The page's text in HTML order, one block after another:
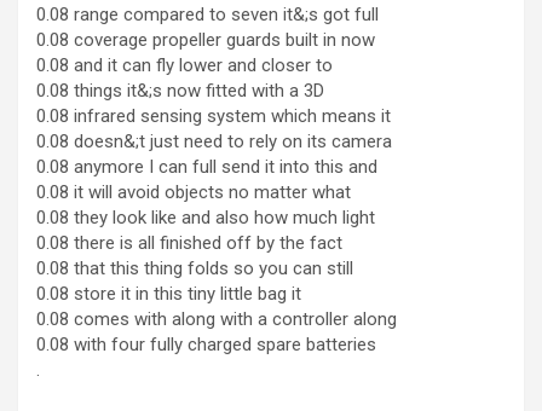
0.08 range compared to seven it&;s got full
0.08 coverage propeller guards built in now
0.08 and it can fly lower and closer to
0.08 things it&;s now fitted with a 3D
0.08 infrared sensing system which means it
0.08 doesn&;t just need to rely on its camera
0.08 anymore I can full send it into this and
0.08 it will avoid objects no matter what
0.08 they look like and also how much light
0.08 there is all finished off by the fact
0.08 that this thing folds so you can still
0.08 store it in this tiny little bag it
0.08 comes with along with a controller along
0.08 with four fully charged spare batteries
.